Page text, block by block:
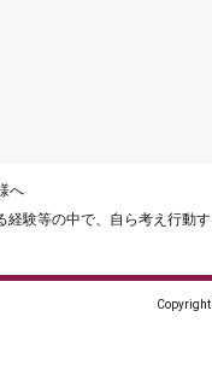
へ
験等の中で、自ら考え行動
Copyright